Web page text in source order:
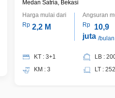
Medan Satria, Bekasi
Harga mulai dari
Rp 2,2 M
Angsuran
Rp
10,9
juta /bulan
KT : 3+1
KM : 3
LB :
LT :